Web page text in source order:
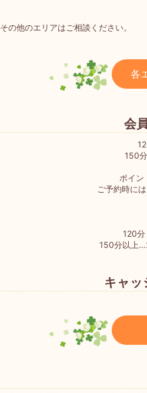
その他のエリアはご相談ください。
各
会
150
ポイン
ご予約時に
120
150分以上
キャッ